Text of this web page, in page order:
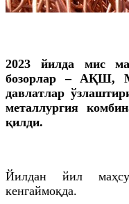
2023 йилда мис
бозорлар – АҚШ,
давлатлар
металлургия
қилди.
Йилдан йил
кенгаймоқда.